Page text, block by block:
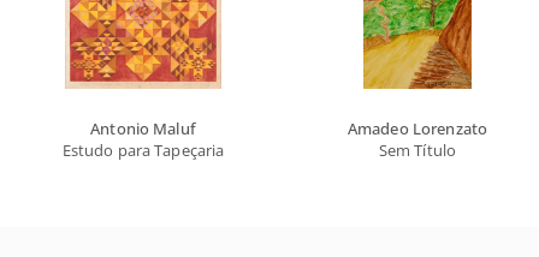
Antonio Maluf
Estudo para Tapeçaria
Amadeo Lorenzato
Sem Título